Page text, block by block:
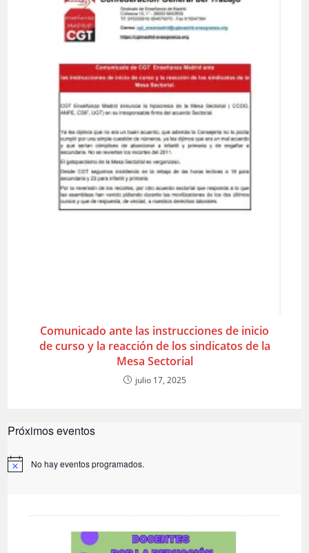
Comunicado ante las instrucciones de inicio
de curso y la reacción de los sindicatos de la
Mesa Sectorial
julio 17, 2025
Próximos eventos
A
No hay eventos programados.